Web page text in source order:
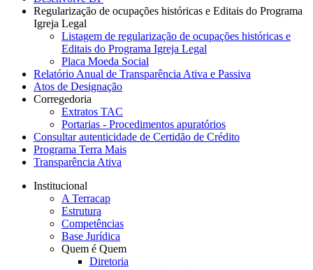
Regularização de ocupações históricas e Editais do Programa
Igreja Legal
Listagem de regularização de ocupações históricas e
Editais do Programa Igreja Legal
Placa Moeda Social
Relatório Anual de Transparência Ativa e Passiva
Atos de Designação
Corregedoria
Extratos TAC
Portarias - Procedimentos apuratórios
Consultar autenticidade de Certidão de Crédito
Programa Terra Mais
Transparência Ativa
Institucional
A Terracap
Estrutura
Competências
Base Jurídica
Quem é Quem
Diretoria